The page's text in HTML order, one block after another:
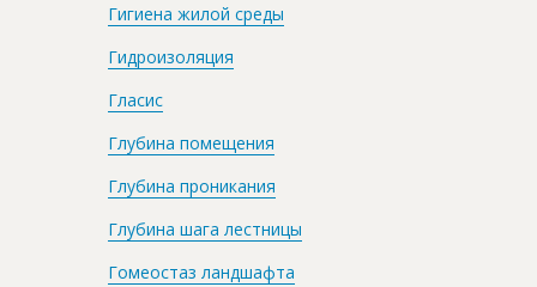
Гигиена жилой среды
Гидроизоляция
Гласис
Глубина помещения
Глубина проникания
Глубина шага лестницы
Гомеостаз ландшафта